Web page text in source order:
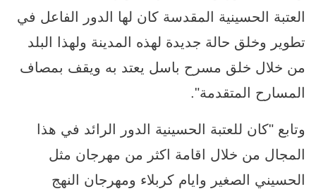
العتبة الحسينية المقدسة كان لها الدور الفاعل في
تطوير وخلق حالة جديدة لهذه المدينة ولهذا البلد
من خلال خلق مسرح باسل يعتد به ويقف بمصاف
المسارح المتقدمة".
وتابع "كان للعتبة الحسينية الدور الرائد في هذا
المجال من خلال اقامة اكثر من مهرجان مثل
الحسيني الصغير وايام كربلاء ومهرجان النهج